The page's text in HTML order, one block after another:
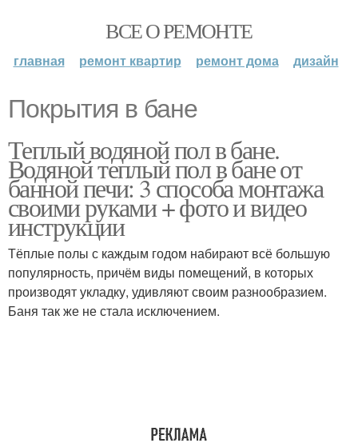
ВСЕ О РЕМОНТЕ
главная ремонт квартир ремонт дома дизайн
Покрытия в бане
Теплый водяной пол в бане.
Водяной теплый пол в бане от
банной печи: 3 способа монтажа
своими руками + фото и видео
инструкции
Тёплые полы с каждым годом набирают всё большую
популярность, причём виды помещений, в которых
производят укладку, удивляют своим разнообразием.
Баня так же не стала исключением.